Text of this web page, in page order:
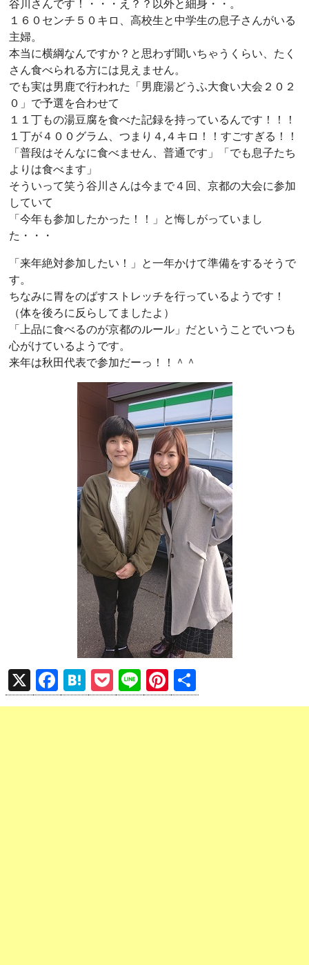
谷川さんです！・・・え？？以外と細身・・。
１６０センチ５０キロ、高校生と中学生の息子さんがいる
主婦。
本当に横綱なんですか？と思わず聞いちゃうくらい、たく
さん食べられる方には見えません。
でも実は男鹿で行われた「男鹿湯どうふ大食い大会２０２
０」で予選を合わせて
１１丁もの湯豆腐を食べた記録を持っているんです！！！
１丁が４００グラム、つまり４,４キロ！！すごすぎる！！
「普段はそんなに食べません、普通です」「でも息子たち
よりは食べます」
そういって笑う谷川さんは今まで４回、京都の大会に参加
していて
「今年も参加したかった！！」と悔しがっていまし
た・・・
「来年絶対参加したい！」と一年かけて準備をするそうで
す。
ちなみに胃をのばすストレッチを行っているようです！
（体を後ろに反らしてましたよ）
「上品に食べるのが京都のルール」だということでいつも
心がけているようです。
来年は秋田代表で参加だーっ！！＾＾
X
F
a
H
at
P
o
Li
n
Pi
nt 有